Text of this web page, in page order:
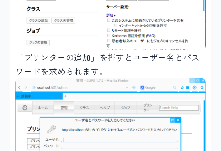
「プリンターの追加」を押すとユーザー名とパス
ワードを求められます。